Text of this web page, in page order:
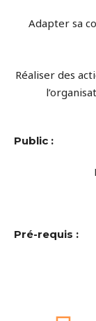
Adapter sa
Réaliser des
Public :
Pré-requis :